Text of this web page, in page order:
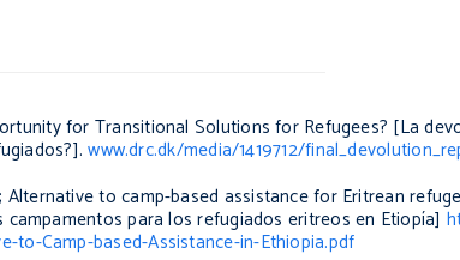
for Transitional Solutions for Refugees? [La
www.drc.dk/media/1419712/
to camp-based assistance for Eritrean
para los refugiados eritreos en Etiopía]
Camp-based-Assistance-in-Ethiopia.pdf